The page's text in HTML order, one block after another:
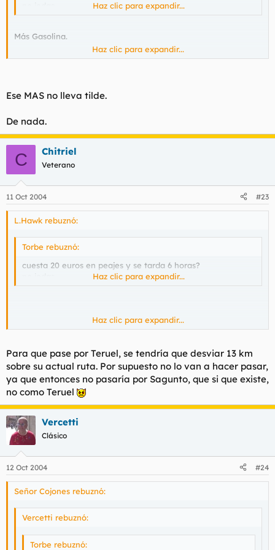
Haz clic para expandir...
Más Gasolina.
Buenas Tardes
Haz clic para expandir...
Ese MAS no lleva tilde.
De nada.
C Chitriel
Veterano
11 Oct 2004 #23
L.Hawk rebuznó:
Torbe rebuznó:
cuesta 20 euros en peajes y se tarda 6 horas?
Haz clic para expandir...
Lo del Ave este va a pasar x Teruel??
Haz clic para expandir...
Para que pase por Teruel, se tendría que desviar 13 km
sobre su actual ruta. Por supuesto no lo van a hacer pasar,
ya que entonces no pasaría por Sagunto, que si que existe,
no como Teruel
Vercetti
Clásico
12 Oct 2004 #24
Señor Cojones rebuznó:
Vercetti rebuznó:
Torbe rebuznó: